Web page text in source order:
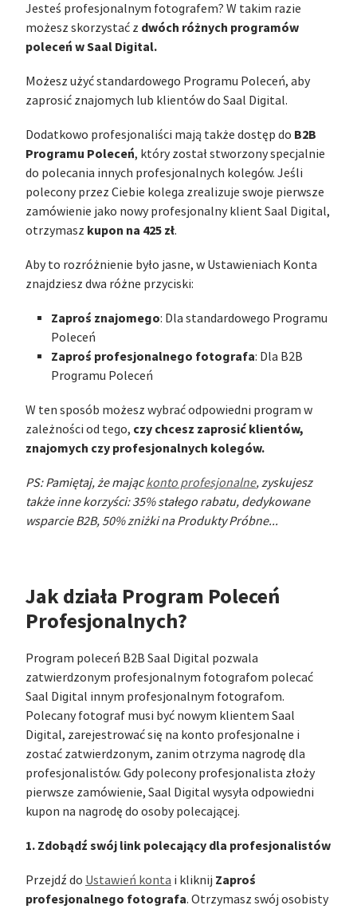
Jesteś profesjonalnym fotografem? W takim razie
możesz skorzystać z dwóch różnych programów
poleceń w Saal Digital.
Możesz użyć standardowego Programu Poleceń, aby
zaprosić znajomych lub klientów do Saal Digital.
Dodatkowo profesjonaliści mają także dostęp do B2B
Programu Poleceń, który został stworzony specjalnie
do polecania innych profesjonalnych kolegów. Jeśli
polecony przez Ciebie kolega zrealizuje swoje pierwsze
zamówienie jako nowy profesjonalny klient Saal Digital,
otrzymasz kupon na 425 zł.
Aby to rozróżnienie było jasne, w Ustawieniach Konta
znajdziesz dwa różne przyciski:
Zaproś znajomego: Dla standardowego Programu
Poleceń
Zaproś profesjonalnego fotografa: Dla B2B
Programu Poleceń
W ten sposób możesz wybrać odpowiedni program w
zależności od tego, czy chcesz zaprosić klientów,
znajomych czy profesjonalnych kolegów.
PS: Pamiętaj, że mająckonto profesjonalne, zyskujesz
także inne korzyści: 35% stałego rabatu, dedykowane
wsparcie B2B, 50% zniżki na Produkty Próbne...
Jak działa Program Poleceń
Profesjonalnych?
Program poleceń B2B Saal Digital pozwala
zatwierdzonym profesjonalnym fotografom polecać
Saal Digital innym profesjonalnym fotografom.
Polecany fotograf musi być nowym klientem Saal
Digital, zarejestrować się na konto profesjonalne i
zostać zatwierdzonym, zanim otrzyma nagrodę dla
profesjonalistów. Gdy polecony profesjonalista złoży
pierwsze zamówienie, Saal Digital wysyła odpowiedni
kupon na nagrodę do osoby polecającej.
1. Zdobądź swój link polecający dla profesjonalistów
Przejdź do Ustawień konta i kliknij Zaproś
profesjonalnego fotografa. Otrzymasz swój osobisty